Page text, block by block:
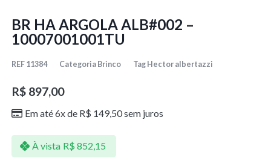
BR HA ARGOLA ALB#002 –
10007001001TU
REF 11384 Categoria Brinco Tag Hector albertazzi
R$897,00
Em até 6x de R$ 149,50sem juros
À vista R$ 852,15